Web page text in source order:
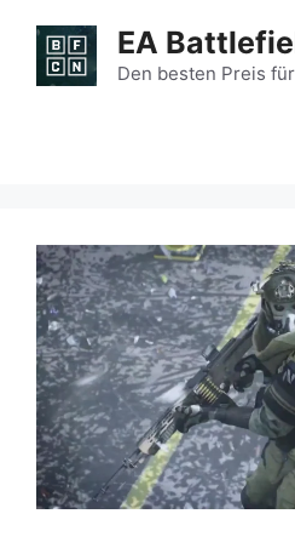
Inhalt
springen
EA
Den besten Preis